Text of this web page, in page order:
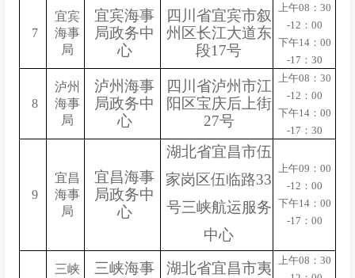
7
宜宾
海事
局
宜宾海事
局政务中
心
四川省宜宾市叙
州区长江大道东
段17号
上午08：30
-12：00
下午14：00
-17：30
8
泸州
海事
局
泸州海事
局政务中
心
四川省泸州市江
阳区宝庆后上街
27号
上午08：30
-12：00
下午14：00
-17：30
9
宜昌
海事
局
宜昌海事
局政务中
心
湖北省宜昌市伍
家岗区伍临路33
号三峡航运服务
中心
上午09：00
-12：00
下午14：00
-17：00
三峡
三峡海事
湖北省宜昌市夷
上午08：30